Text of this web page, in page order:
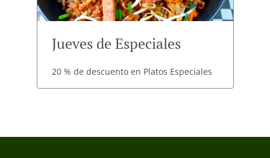
Jueves de Especiales
20 % de descuento en Platos Especiales